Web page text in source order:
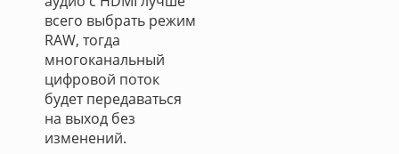
всего выбрать режим
RAW, тогда
многоканальный
цифровой поток
будет передаваться
на выход без
изменений.